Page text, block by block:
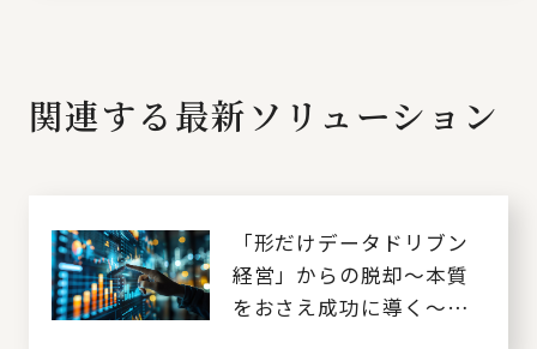
関連する最新ソリューション
「形だけデータドリブン
経営」からの脱却～本質
をおさえ成功に導く～